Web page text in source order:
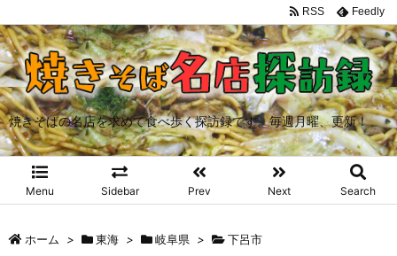
焼きそばの名店を求めて食べ歩く探訪録です。毎週月曜、更新！
Menu Sidebar Prev Next Search
RSS Feedly
ホーム > 東海 > 岐阜県 > 下呂市